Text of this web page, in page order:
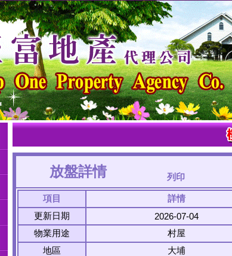
放盤詳情 列印
項目
詳情
更新日期
2026-07-04
物業用途
村屋
地區
大埔